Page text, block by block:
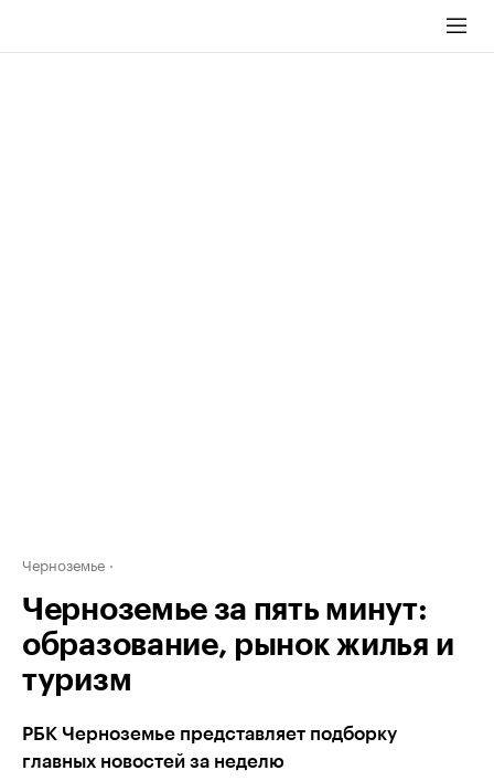
Черноземье
Черноземье за пять минут:
образование, рынок жилья и
туризм
РБК Черноземье представляет подборку
главных новостей за неделю